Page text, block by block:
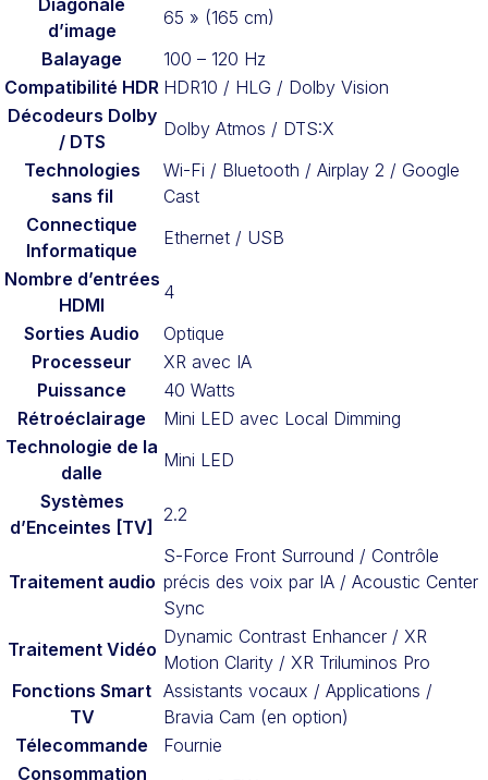
d’image
65 » (165 cm)
Balayage
100 – 120 Hz
Compatibilité HDR HDR10 / HLG / Dolby Vision
Décodeurs Dolby
/ DTS
Dolby Atmos / DTS:X
Technologies
sans fil
Wi-Fi / Bluetooth / Airplay 2 / Google
Cast
Connectique
Informatique
Ethernet / USB
Nombre d’entrées
HDMI
4
Sorties Audio
Optique
Processeur
XR avec IA
Puissance
40 Watts
Rétroéclairage
Mini LED avec Local Dimming
Technologie de la
dalle
Mini LED
Systèmes
d’Enceintes [TV]
2.2
Traitement audio
S-Force Front Surround / Contrôle
précis des voix par IA / Acoustic Center
Sync
Traitement Vidéo
Dynamic Contrast Enhancer / XR
Motion Clarity / XR Triluminos Pro
Fonctions Smart
TV
Assistants vocaux / Applications /
Bravia Cam (en option)
Télecommande
Fournie
Consommation